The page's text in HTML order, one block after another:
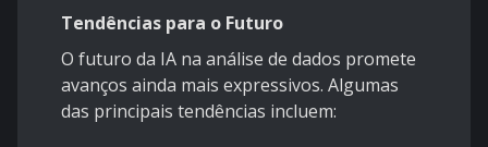
Tendências para o Futuro
O futuro da IA na análise de dados promete
avanços ainda mais expressivos. Algumas
das principais tendências incluem: